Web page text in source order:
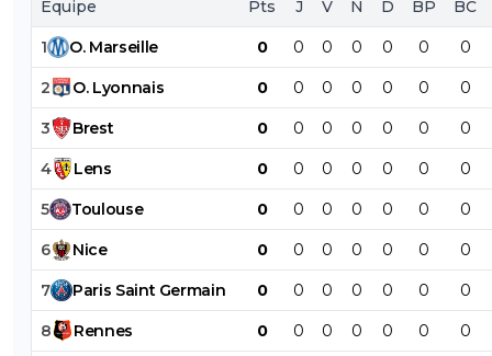
Équipe Pts J V N D BP BC
1 O. Marseille 0 0 0 0 0 0 0
2 O. Lyonnais 0 0 0 0 0 0 0
3 Brest 0 0 0 0 0 0 0
4 Lens 0 0 0 0 0 0 0
5 Toulouse 0 0 0 0 0 0 0
6 Nice 0 0 0 0 0 0 0
7 Paris Saint Germain 0 0 0 0 0 0 0
8 Rennes 0 0 0 0 0 0 0